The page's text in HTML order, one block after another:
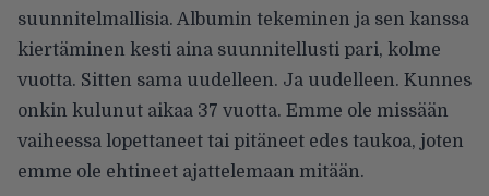
suunnitelmallisia. Albumin tekeminen ja sen kanssa
kiertäminen kesti aina suunnitellusti pari, kolme
vuotta. Sitten sama uudelleen. Ja uudelleen. Kunnes
onkin kulunut aikaa 37 vuotta. Emme ole missään
vaiheessa lopettaneet tai pitäneet edes taukoa, joten
emme ole ehtineet ajattelemaan mitään.